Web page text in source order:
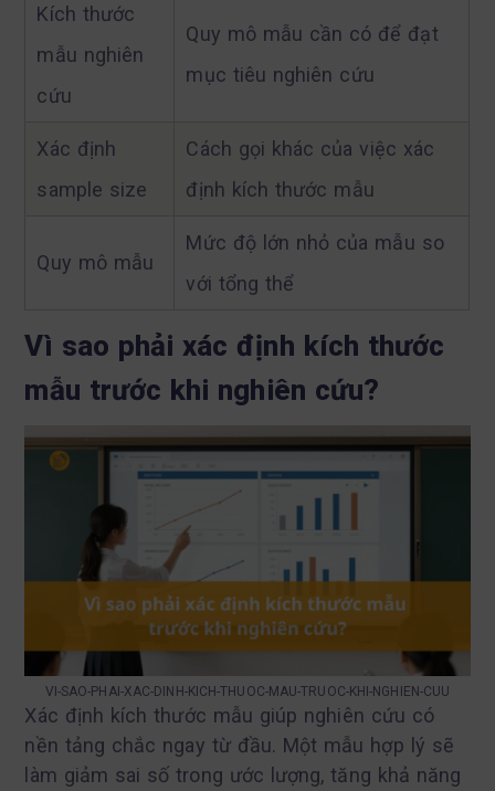
Kích thước
mẫu nghiên
cứu
Quy mô mẫu cần có để đạt
mục tiêu nghiên cứu
Xác định
sample size
Cách gọi khác của việc xác
định kích thước mẫu
Quy mô mẫu
Mức độ lớn nhỏ của mẫu so
với tổng thể
Vì sao phải xác định kích thước
mẫu trước khi nghiên cứu?
VI-SAO-PHAI-XAC-DINH-KICH-THUOC-MAU-TRUOC-KHI-NGHIEN-CUU
Xác định kích thước mẫu giúp nghiên cứu có
nền tảng chắc ngay từ đầu. Một mẫu hợp lý sẽ
làm giảm sai số trong ước lượng, tăng khả năng